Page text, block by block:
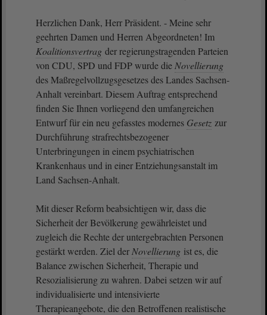
Herzlichen Dank, Herr Präsident. - Meine sehr
geehrten Damen und Herren Abgeordneten! Im
Koalitionsvertrag der regierungstragenden Parteien
von CDU, SPD und FDP wurde die Novellierung
des Maßregelvollzugsgesetzes des Landes Sachsen-
Anhalt vereinbart. Diesem Auftrag entsprechend
finden Sie Ihnen vorliegend den umfangreichen
Entwurf für ein neu gefasstes modernes Gesetz zur
Durchführung strafrechtsbezogener
Unterbringungen in einem psychiatrischen
Krankenhaus und in einer Entziehungsanstalt im
Land Sachsen-Anhalt.
Mit dieser Reform beabsichtigen wir, dass die
Sicherheit der Bevölkerung gewährleistet und
zugleich die Rechte der untergebrachten Personen
gestärkt werden. Ziel der Novellierung ist es, die
Balance zwischen Sicherheit, Therapie und
Resozialisierung zu wahren. Dabei setzen wir auf
individualisierte und intensivierte
Therapieangebote, die den Betroffenen realistische